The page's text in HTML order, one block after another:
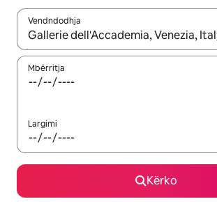
Vendndodhja
Kur rezultatet të jenë të disponueshme,
Mbërritja
Largimi
Kërko